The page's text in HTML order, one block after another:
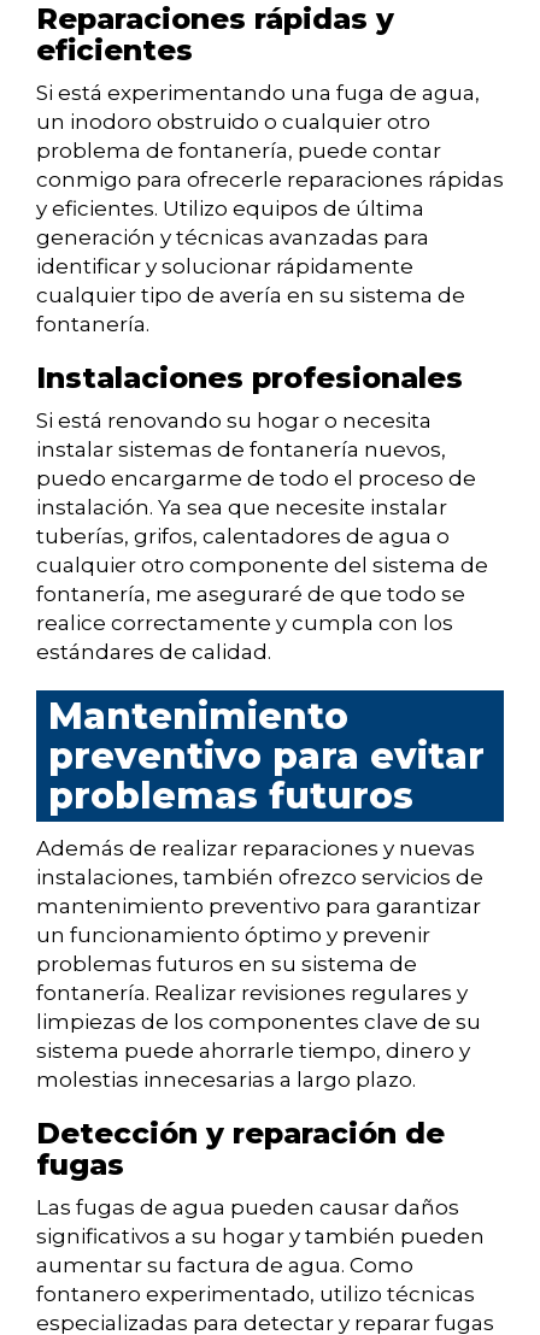
Reparaciones rápidas y
eficientes
Si está experimentando una fuga de agua,
un inodoro obstruido o cualquier otro
problema de fontanería, puede contar
conmigo para ofrecerle reparaciones rápidas
y eficientes. Utilizo equipos de última
generación y técnicas avanzadas para
identificar y solucionar rápidamente
cualquier tipo de avería en su sistema de
fontanería.
Instalaciones profesionales
Si está renovando su hogar o necesita
instalar sistemas de fontanería nuevos,
puedo encargarme de todo el proceso de
instalación. Ya sea que necesite instalar
tuberías, grifos, calentadores de agua o
cualquier otro componente del sistema de
fontanería, me aseguraré de que todo se
realice correctamente y cumpla con los
estándares de calidad.
Mantenimiento
preventivo para evitar
problemas futuros
Además de realizar reparaciones y nuevas
instalaciones, también ofrezco servicios de
mantenimiento preventivo para garantizar
un funcionamiento óptimo y prevenir
problemas futuros en su sistema de
fontanería. Realizar revisiones regulares y
limpiezas de los componentes clave de su
sistema puede ahorrarle tiempo, dinero y
molestias innecesarias a largo plazo.
Detección y reparación de
fugas
Las fugas de agua pueden causar daños
significativos a su hogar y también pueden
aumentar su factura de agua. Como
fontanero experimentado, utilizo técnicas
especializadas para detectar y reparar fugas